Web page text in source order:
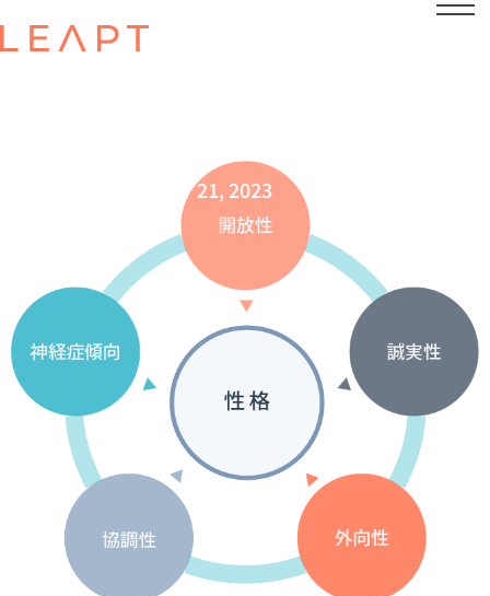
JULY 21, 2023